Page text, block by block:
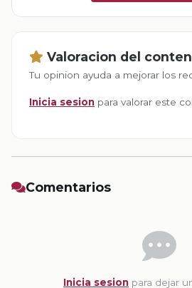
Valoracion del
Tu opinion ayuda a mejorar los
Inicia sesion para valorar este
Comentarios
Inicia sesion para dejar